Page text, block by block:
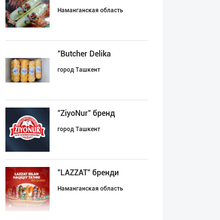
Наманганская область
"Butcher Delika
город Ташкент
"ZiyoNur" бренд
город Ташкент
"LAZZAT" бренди
Наманганская область